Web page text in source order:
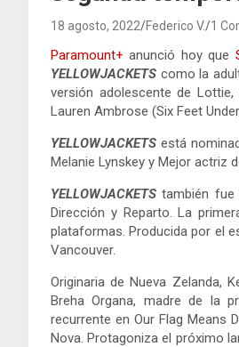
18 agosto, 2022 Federico V. 1
Paramount+ anunció hoy que
YELLOWJACKETS como la
versión adolescente de
Lauren Ambrose (Six Feet
YELLOWJACKETS está
Melanie Lynskey y Mejor actriz
YELLOWJACKETS también
Dirección y Reparto. La
plataformas. Producida por el
Vancouver.
Originaria de Nueva Zelanda,
Breha Organa, madre de la
recurrente en Our Flag Means
Nova. Protagoniza el próximo